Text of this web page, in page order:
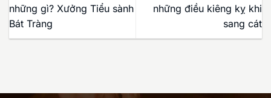
những gì? Xưởng Tiểu sành
Bát Tràng
những điều kiêng kỵ khi
sang cát